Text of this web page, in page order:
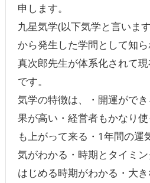
申します。
九星気学(以下気学と言いま
から発生した学問として知
真次郎先生が体系化されて
です。
気学の特徴は、・開運がで
果が高い・経営者もかなり
も上がって来る・1年間の運
気がわかる・時期とタイミ
はじめる時期がわかる・大